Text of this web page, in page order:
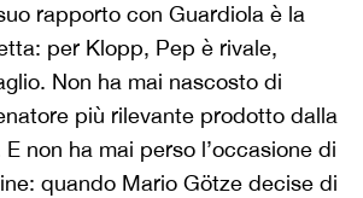
rapporto con Guardiola è la
per Klopp, Pep è rivale,
Non ha mai nascosto di
più rilevante prodotto dalla
non ha mai perso l’occasione di
quando Mario Götze decise di